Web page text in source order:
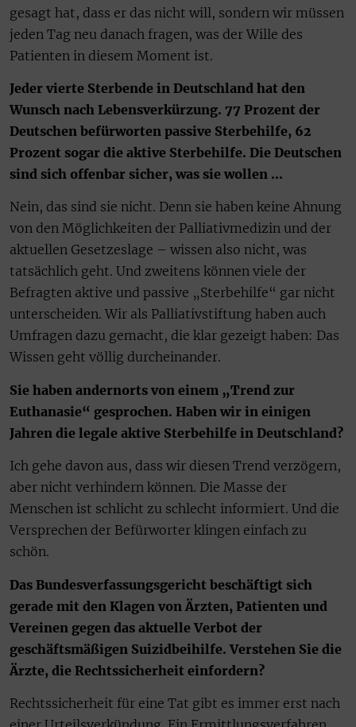
gesagt hat, dass er das nicht will, sondern wir müssen
jeden Tag neu danach fragen, was der Wille des
Patienten in diesem Moment ist.
Jeder vierte Sterbende in Deutschland hat den
Wunsch nach Lebensverkürzung. 77 Prozent der
Deutschen befürworten passive Sterbehilfe, 62
Prozent sogar die aktive Sterbehilfe. Die Deutschen
sind sich offenbar sicher, was sie wollen …
Nein, das sind sie nicht. Denn sie haben keine Ahnung
von den Möglichkeiten der Palliativmedizin und der
aktuellen Gesetzeslage – wissen also nicht, was
tatsächlich geht. Und zweitens können viele der
Befragten aktive und passive „Sterbehilfe“ gar nicht
unterscheiden. Wir als Palliativstiftung haben auch
Umfragen dazu gemacht, die klar gezeigt haben: Das
Wissen geht völlig durcheinander.
Sie haben andernorts von einem „Trend zur
Euthanasie“ gesprochen. Haben wir in einigen
Jahren die legale aktive Sterbehilfe in Deutschland?
Ich gehe davon aus, dass wir diesen Trend verzögern,
aber nicht verhindern können. Die Masse der
Menschen ist schlicht zu schlecht informiert. Und die
Versprechen der Befürworter klingen einfach zu
schön.
Das Bundesverfassungsgericht beschäftigt sich
gerade mit den Klagen von Ärzten, Patienten und
Vereinen gegen das aktuelle Verbot der
geschäftsmäßigen Suizidbeihilfe. Verstehen Sie die
Ärzte, die Rechtssicherheit einfordern?
Rechtssicherheit für eine Tat gibt es immer erst nach